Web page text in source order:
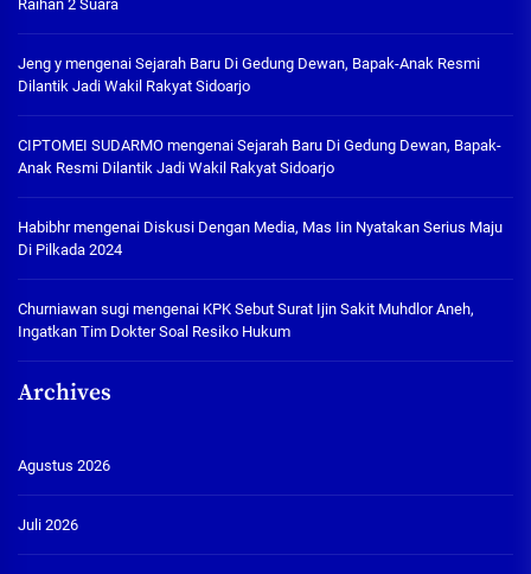
Raihan 2 Suara
Jeng y mengenai Sejarah Baru Di Gedung Dewan, Bapak-Anak Resmi
Dilantik Jadi Wakil Rakyat Sidoarjo
CIPTOMEI SUDARMO mengenai Sejarah Baru Di Gedung Dewan, Bapak-
Anak Resmi Dilantik Jadi Wakil Rakyat Sidoarjo
Habibhrmengenai Diskusi Dengan Media, Mas Iin Nyatakan Serius Maju
Di Pilkada 2024
Churniawan sugi mengenai KPK Sebut Surat Ijin Sakit Muhdlor Aneh,
Ingatkan Tim Dokter Soal Resiko Hukum
Archives
Agustus 2026
Juli 2026